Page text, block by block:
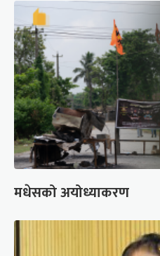
मधेसको अयोध्याकरण